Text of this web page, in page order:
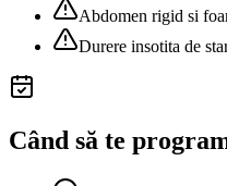
Abdomen rigid si
Durere insotita de
Când să te